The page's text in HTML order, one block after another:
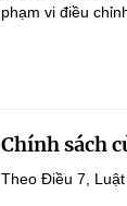
phạm vi điều
Chính sách
Theo Điều 7,